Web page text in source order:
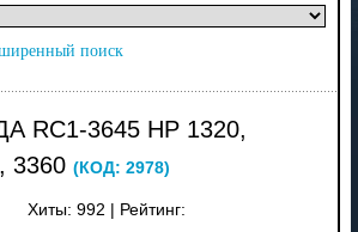
поиск
RC1-3645 HP 1320,
3360 (КОД: 2978)
Хиты: 992 Рейтинг: